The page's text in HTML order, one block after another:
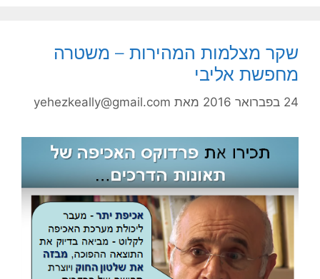
שקר מצלמות המהירות – משטרה
מחפשת אליבי
24 בפברואר 2016 מאת yehezkeally@gmail.com